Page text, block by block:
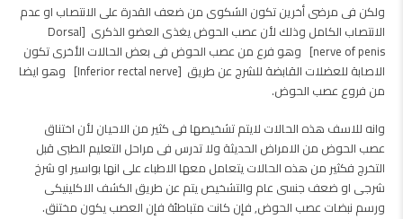
ولكن فى مرضى أخرين تكون الشكوى من ضعف القدرة على الانتصاب او عدم
الانتصاب الكامل وذلك لأن عصب الحوض يغذى العضو الذكرى [Dorsal
nerve of penis] وهو فرع من عصب الحوض فى بعض الحالات الأخرى تكون
الاصابة للعضلات القابضة للشرج عن طريق [Inferior rectal nerve] وهو ايضا
من فروع عصب الحوض.
وانه للاسف هذه الحالات لايتم تشخيصها فى كثير من الاحيان لأن اختناق
عصب الحوض من الامراض الحديثة ولا تدرس فى مراحل التعليم الطبى قبل
التخرج فكثير من هذه الحالات يتعامل معها الاطباء على انها بواسير او شرخ
شرجى او ضعف جنسى عام والتشخيص يتم عن طريق الكشف الاكلينيكى
ورسم نبضات عصب الحوض, فإن كانت متباطئة فإن العصب يكون مختنق.